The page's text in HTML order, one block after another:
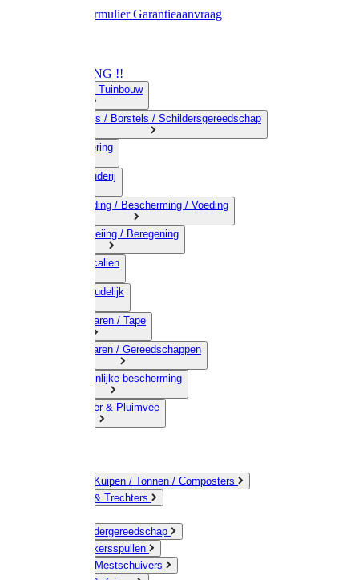
RetourformulierGarantieaanvraag
OPRUIMING !!
01) Land-& Tuinbouw
02) Bezems / Borstels / Schildersgereedschap
03) Afrastering
04) Veehouderij
05) Bestrijding / Bescherming / Voeding
06) Besproeiing / Beregening
07) Chemicalien
08) Huishoudelijk
09) Touwwaren / Tape
10) IJzerwaren / Gereedschappen
11) Persoonlijke bescherming
12) Kleindier & Pluimvee
Emmers / Kuipen / Tonnen / Composters
Jerrycans & Trechters
Hand-/ Kindergereedschap
Stratenmakersspullen
Sneeuw- / Mestschuivers